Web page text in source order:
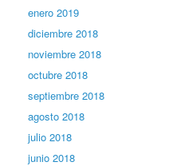
enero 2019
diciembre 2018
noviembre 2018
octubre 2018
septiembre 2018
agosto 2018
julio 2018
junio 2018